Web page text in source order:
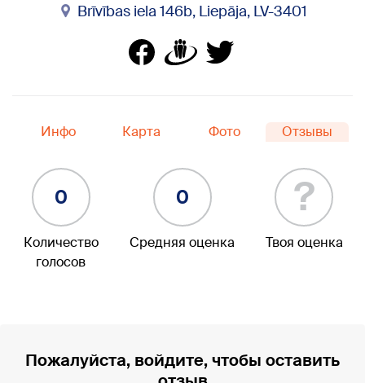
Brīvības iela 146b, Liepāja, LV-3401
Инфо Карта Фото Отзывы
0
Количество
голосов
0
Средняя оценка
?
Твоя оценка
Пожалуйста, войдите, чтобы оставить